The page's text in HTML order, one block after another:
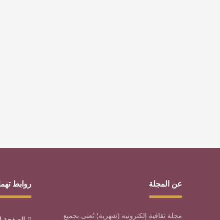
عن المجلة
مجلة ثقافية إلكترونية (شهرية) تُعنى بجميع
روابط